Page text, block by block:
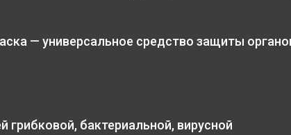
— универсальное средство защиты
грибковой, бактериальной, вирусной